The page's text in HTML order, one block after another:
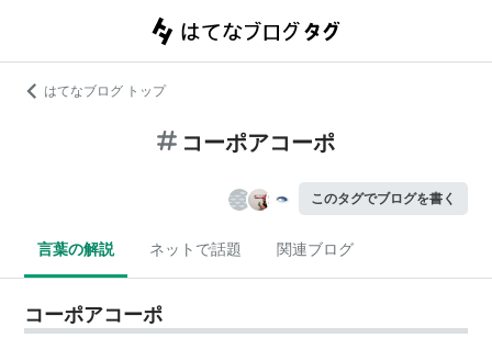
はてなブログ トップ
コーポアコーポ
このタグでブログを書く
言葉の解説 ネットで話題 関連ブログ
コーポアコーポ